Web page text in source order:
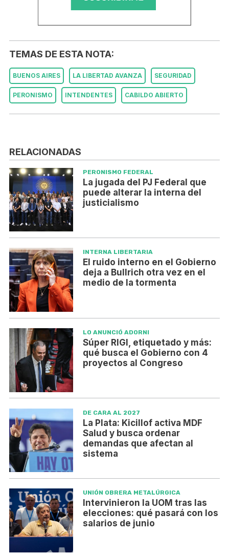
TEMAS DE ESTA NOTA:
BUENOS AIRES LA LIBERTAD AVANZA SEGURIDAD
PERONISMO INTENDENTES CABILDO ABIERTO
RELACIONADAS
PERONISMO FEDERAL
La jugada del PJ Federal que
puede alterar la interna del
justicialismo
INTERNA LIBERTARIA
El ruido interno en el Gobierno
deja a Bullrich otra vez en el
medio de la tormenta
LO ANUNCIÓ ADORNI
Súper RIGI, etiquetado y más:
qué busca el Gobierno con 4
proyectos al Congreso
DE CARA AL 2027
La Plata: Kicillof activa MDF
Salud y busca ordenar
demandas que afectan al
sistema
UNIÓN OBRERA METALÚRGICA
Intervinieron la UOM tras las
elecciones: qué pasará con los
salarios de junio